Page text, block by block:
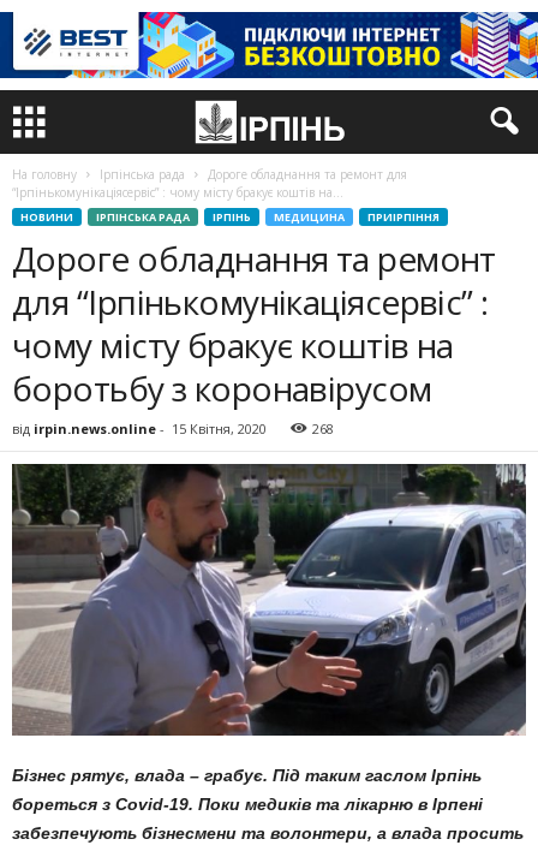
На головну Ірпінська рада
Дороге обладнання та ремонт для
“Ірпінькомунікаціясервіс” : чому місту бракує коштів на...
НОВИНИ ІРПІНСЬКА РАДА ІРПІНЬ МЕДИЦИНА ПРИІРПІННЯ
Дороге обладнання та ремонт
для “Ірпінькомунікаціясервіс” :
чому місту бракує коштів на
боротьбу з коронавірусом
від irpin.news.online - 15 Квітня, 2020 268
Бізнес рятує, влада – грабує. Під таким гаслом Ірпінь
бореться з Covid-19. Поки медиків та лікарню в Ірпені
забезпечують бізнесмени та волонтери, а влада просить